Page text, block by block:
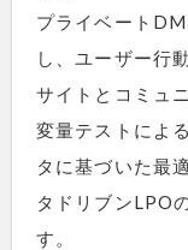
プライベート
し、ユーザー行
サイトとコミュ
変量テストによ
タに基づいた最
タドリブンLPO
す。